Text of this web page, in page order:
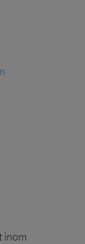
inom